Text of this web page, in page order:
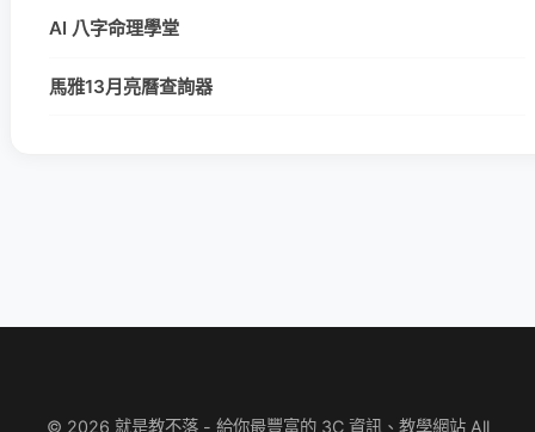
AI 八字命理學堂
馬雅13月亮曆查詢器
© 2026 就是教不落 - 給你最豐富的 3C 資訊、教學網站 All